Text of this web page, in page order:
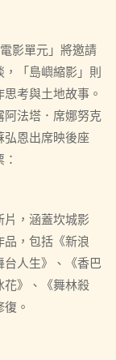
影單元」將邀請
「島嶼縮影」則
考與土地故事。
法塔．席娜努克
弘恩出席映後座
，涵蓋坎城影
，包括《新浪
人生》、《香巴
花》、《舞林殺
。